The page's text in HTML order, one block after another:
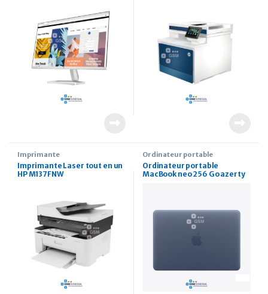
Imprimante
Imprimante Laser tout en un
HP M137FNW
Ordinateur portable
Ordinateur portable
MacBook neo 256 Go azerty